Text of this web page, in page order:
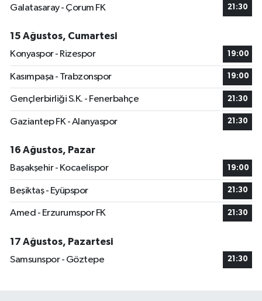
Galatasaray - Çorum FK
21:30
15 Ağustos, Cumartesi
Konyaspor - Rizespor
19:00
Kasımpaşa - Trabzonspor 19:00
Gençlerbirliği S.K. - Fenerbahçe 21:30
Gaziantep FK - Alanyaspor 21:30
16 Ağustos, Pazar
Başakşehir - Kocaelispor
19:00
Beşiktaş - Eyüpspor 21:30
Amed - Erzurumspor FK 21:30
17 Ağustos, Pazartesi
Samsunspor - Göztepe
21:30